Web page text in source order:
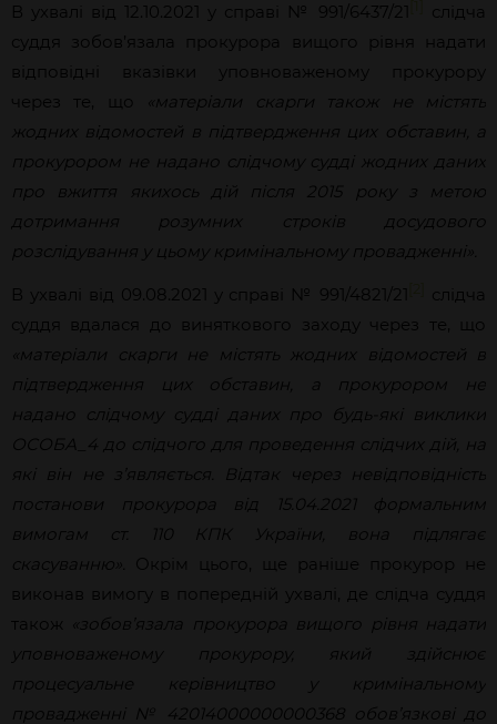
В ухвалі від 12.10.2021 у справі № 991/6437/21
слідча
суддя зобов’язала прокурора вищого рівня надати
відповідні вказівки уповноваженому прокурору
через те, що
«матеріали скарги також не містять
жодних відомостей в підтвердження цих обставин, а
прокурором не надано слідчому судді жодних даних
про вжиття якихось дій після 2015 року з метою
дотримання розумних строків досудового
розслідування у цьому кримінальному провадженні».
В ухвалі від 09.08.2021 у справі № 991/4821/21
слідча
суддя вдалася до виняткового заходу через те, що
«матеріали скарги не містять жодних відомостей в
підтвердження цих обставин, а прокурором не
надано слідчому судді даних про будь-які виклики
ОСОБА_4 до слідчого для проведення слідчих дій, на
які він не з’являється. Відтак через невідповідність
постанови прокурора від 15.04.2021 формальним
вимогам ст. 110 КПК України, вона підлягає
скасуванню».
Окрім цього, ще раніше прокурор не
виконав вимогу в попередній ухвалі, де слідча суддя
також
«зобов’язала прокурора вищого рівня надати
уповноваженому прокурору, який здійснює
процесуальне керівництво у кримінальному
провадженні № 42014000000000368 обов’язкові до